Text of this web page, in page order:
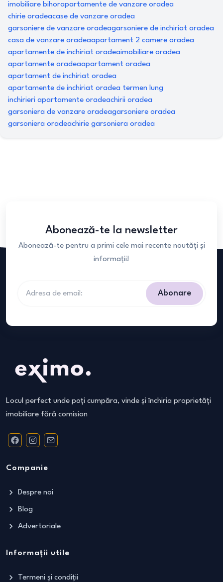
imobiliare bihorapartamente de vanzare oradea
chirie oradeacase de vanzare oradea
garsoniere de vanzare oradeagarsoniere de inchiriat oradea
casa de vanzare oradeaapartament 2 camere oradea
apartamente de inchiriat oradeaimobiliare oradea
apartamente oradeaapartament oradea
apartament de inchiriat oradea
apartamente de inchiriat oradea termen lung
inchirieri apartamente oradeachirii oradea
garsoniera de vanzare oradeagarsoniere oradea
garsoniera oradeachirie garsoniera oradea
Abonează-te la newsletter
Abonează-te pentru a primi cele mai recente noutăți și
informații!
Abonare
Locul perfect unde poți cumpăra, vinde și închiria proprietăți
imobiliare fără comision
Companie
Despre noi
Blog
Advertoriale
Informații utile
Termeni și condiții